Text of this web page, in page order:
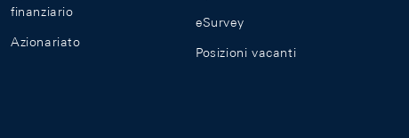
finanziario
Azionariato
eSurvey
Posizioni vacanti